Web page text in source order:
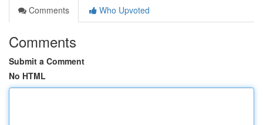
Comments
Who Upvoted
Comments
Submit a Comment
No HTML